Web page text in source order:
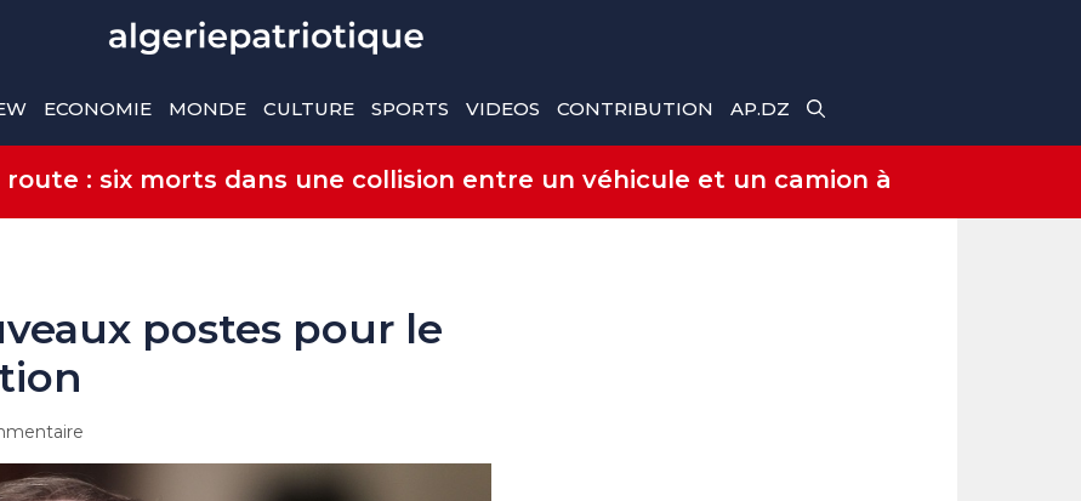
ECONOMIE MONDE CULTURE SPORTS VIDEOS CONTRIBUTION AP.DZ
route : six morts dans une collision entre un véhicule et un camion à
postes pour le